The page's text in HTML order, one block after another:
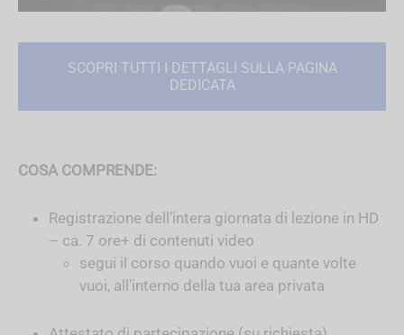
SCOPRI TUTTI I DETTAGLI SULLA PAGINA
DEDICATA
COSA COMPRENDE:
Registrazione dell’intera giornata di lezione in HD
– ca. 7 ore+ di contenuti video
segui il corso quando vuoi e quante volte
vuoi, all’interno della tua area privata